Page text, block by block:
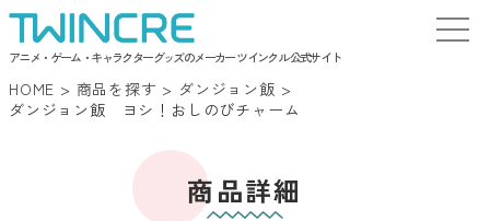
アニメ・ゲーム・キャラクターグッズのメーカー ツインクル 公式サイト
HOME > 商品を探す > ダンジョン飯 >
ダンジョン飯 ヨシ！おしのびチャーム
商品詳細